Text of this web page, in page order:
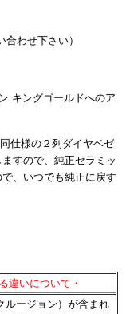
わせ下さい）
キングゴールドへのア
仕様の２列ダイヤベゼ
すので、純正セラミッ
、いつでも純正に戻す
違いについて・
ルージョン）が含まれ